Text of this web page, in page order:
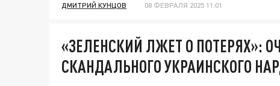
ДМИТРИЙ КУНЦОВ 08 ФЕВРАЛЯ 2025 11:01
«ЗЕЛЕНСКИЙ ЛЖЕТ О ПОТЕРЯХ»:
СКАНДАЛЬНОГО УКРАИНСКОГО